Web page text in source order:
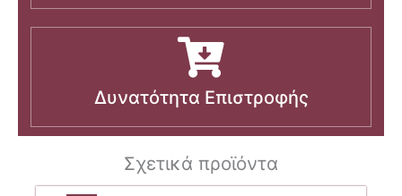
Δυνατότητα Επιστροφής
Σχετικά προϊόντα